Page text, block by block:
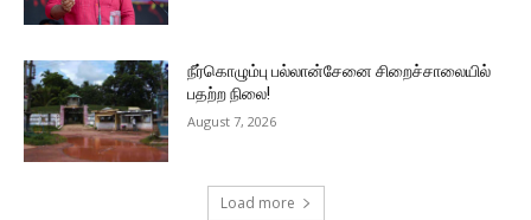
நீர்கொழும்பு பல்லான்சேனை சிறைச்சாலையில்
பதற்ற நிலை!
August 7, 2026
Load more